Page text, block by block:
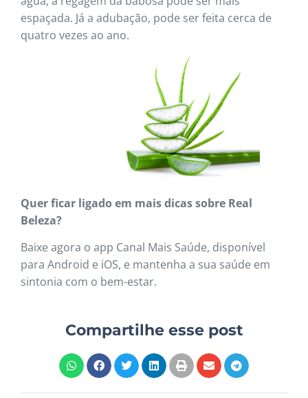
espaçada. Já a adubação, pode ser feita cerca de
quatro vezes ao ano.
Quer ficar ligado em mais dicas sobre Real
Beleza?
Baixe agora o app Canal Mais Saúde, disponível
para Android e iOS, e mantenha a sua saúde em
sintonia com o bem-estar.
Compartilhe esse post